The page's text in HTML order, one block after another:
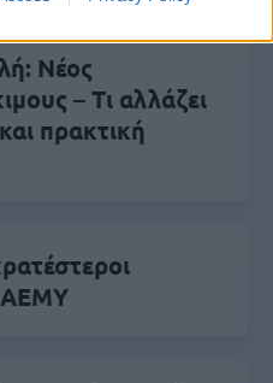
Νέος
– Τι αλλάζει
πρακτική
ΑΕΜΥ